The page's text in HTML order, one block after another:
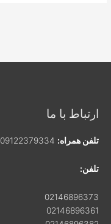
ارتباط با ما
تلفن همراه: 09122379334
تلفن:
02146896373
02146896361